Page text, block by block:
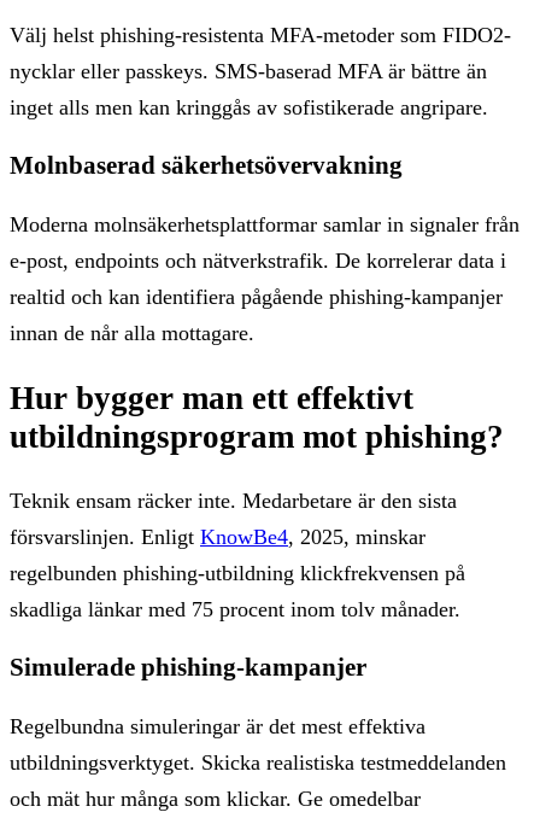
Välj helst phishing-resistenta MFA-metoder som FIDO2-
nycklar eller passkeys. SMS-baserad MFA är bättre än
inget alls men kan kringgås av sofistikerade angripare.
Molnbaserad säkerhetsövervakning
Moderna molnsäkerhetsplattformar samlar in signaler från
e-post, endpoints och nätverkstrafik. De korrelerar data i
realtid och kan identifiera pågående phishing-kampanjer
innan de når alla mottagare.
Hur bygger man ett effektivt
utbildningsprogram mot phishing?
Teknik ensam räcker inte. Medarbetare är den sista
försvarslinjen. Enligt KnowBe4, 2025, minskar
regelbunden phishing-utbildning klickfrekvensen på
skadliga länkar med 75 procent inom tolv månader.
Simulerade phishing-kampanjer
Regelbundna simuleringar är det mest effektiva
utbildningsverktyget. Skicka realistiska testmeddelanden
och mät hur många som klickar. Ge omedelbar